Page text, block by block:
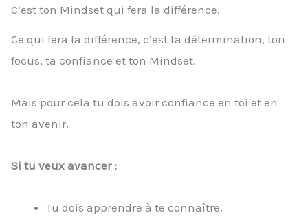
C’est ton Mindset qui fera la différence.
Ce qui fera la différence, c’est ta détermination, ton
focus, ta confiance et ton Mindset.
Mais pour cela tu dois avoir confiance en toi et en
ton avenir.
Si tu veux avancer :
Tu dois apprendre à te connaître.